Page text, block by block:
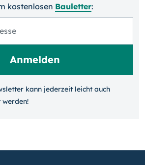
kosten­losen Bauletter:
kann jeder­zeit leicht auch